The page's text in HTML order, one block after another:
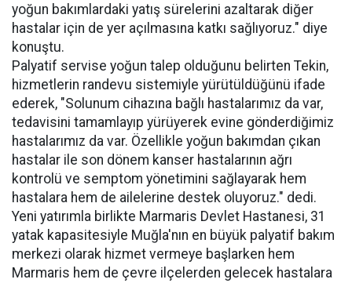
yoğun bakımlardaki yatış sürelerini azaltarak diğer
hastalar için de yer açılmasına katkı sağlıyoruz." diye
konuştu.
Palyatif servise yoğun talep olduğunu belirten Tekin,
hizmetlerin randevu sistemiyle yürütüldüğünü ifade
ederek, "Solunum cihazına bağlı hastalarımız da var,
tedavisini tamamlayıp yürüyerek evine gönderdiğimiz
hastalarımız da var. Özellikle yoğun bakımdan çıkan
hastalar ile son dönem kanser hastalarının ağrı
kontrolü ve semptom yönetimini sağlayarak hem
hastalara hem de ailelerine destek oluyoruz." dedi.
Yeni yatırımla birlikte Marmaris Devlet Hastanesi, 31
yatak kapasitesiyle Muğla'nın en büyük palyatif bakım
merkezi olarak hizmet vermeye başlarken hem
Marmaris hem de çevre ilçelerden gelecek hastalara